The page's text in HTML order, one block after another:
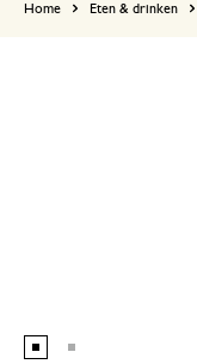
Home Eten & drinken